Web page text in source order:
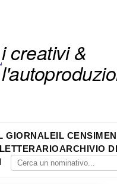
i creativi &
GIORNALEIL
ARCHIVIO